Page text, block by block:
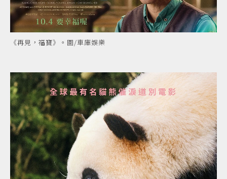
《再見，福寶》。圖/車庫娛樂